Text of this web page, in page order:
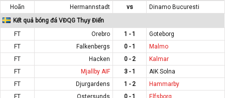
Hoãn
Hermannstadt vs
Dinamo Bucuresti
Kết quả bóng đá VĐQG Thụy Điển
FT
Orebro 1 - 1
Goteborg
FT
Falkenbergs 0 - 1
Malmo
FT
Hacken 0 - 2
Kalmar
FT
Mjallby AIF 3 - 1
AIK Solna
FT
Djurgardens 1 - 2
Hammarby
FT
Ostersunds 0 - 1
Elfsborg